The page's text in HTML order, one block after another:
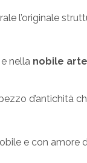
l’originale
nella nobile
d’antichità
e con amore